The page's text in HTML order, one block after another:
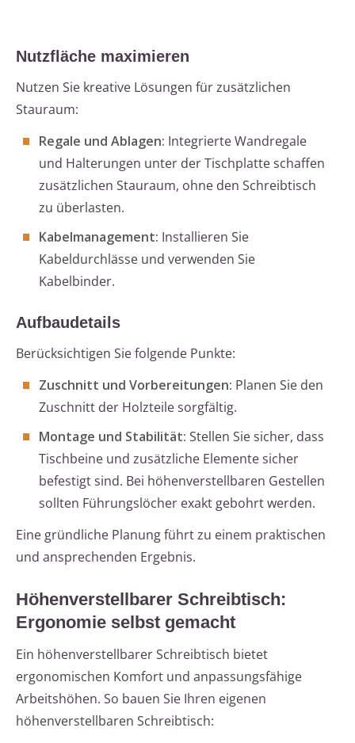
Nutzfläche maximieren
Nutzen Sie kreative Lösungen für zusätzlichen
Stauraum:
Regale und Ablagen: Integrierte Wandregale
und Halterungen unter der Tischplatte schaffen
zusätzlichen Stauraum, ohne den Schreibtisch
zu überlasten.
Kabelmanagement: Installieren Sie
Kabeldurchlässe und verwenden Sie
Kabelbinder.
Aufbaudetails
Berücksichtigen Sie folgende Punkte:
Zuschnitt und Vorbereitungen: Planen Sie den
Zuschnitt der Holzteile sorgfältig.
Montage und Stabilität: Stellen Sie sicher, dass
Tischbeine und zusätzliche Elemente sicher
befestigt sind. Bei höhenverstellbaren Gestellen
sollten Führungslöcher exakt gebohrt werden.
Eine gründliche Planung führt zu einem praktischen
und ansprechenden Ergebnis.
Höhenverstellbarer Schreibtisch:
Ergonomie selbst gemacht
Ein höhenverstellbarer Schreibtisch bietet
ergonomischen Komfort und anpassungsfähige
Arbeitshöhen. So bauen Sie Ihren eigenen
höhenverstellbaren Schreibtisch: